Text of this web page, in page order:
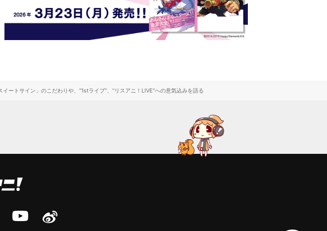
ートサイン」のこだわりや、“1stライブ”、“リスアニ！LIVE”への意気込みを語る